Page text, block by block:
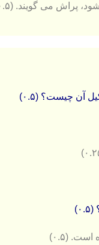
پراش می گویند. (۰.۵)
آن چیست؟ (۰.۵)
است.(۰.۵)